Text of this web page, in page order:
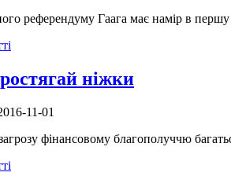
референдуму Гаага має намір в
ніжки
11-01
фінансовому благополуччю